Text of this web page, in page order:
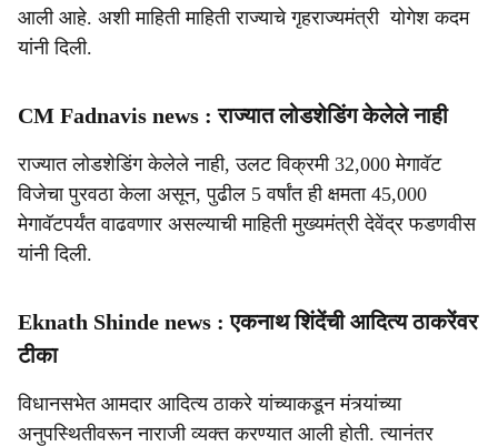
आली आहे. अशी माहिती माहिती राज्याचे गृहराज्यमंत्री योगेश कदम
यांनी दिली.
CM Fadnavis news : राज्यात लोडशेडिंग केलेले नाही
राज्यात लोडशेडिंग केलेले नाही, उलट विक्रमी 32,000 मेगावॅट
विजेचा पुरवठा केला असून, पुढील 5 वर्षांत ही क्षमता 45,000
मेगावॅटपर्यंत वाढवणार असल्याची माहिती मुख्यमंत्री देवेंद्र फडणवीस
यांनी दिली.
Eknath Shinde news : एकनाथ शिंदेंची आदित्य ठाकरेंवर
टीका
विधानसभेत आमदार आदित्य ठाकरे यांच्याकडून मंत्र्यांच्या
अनुपस्थितीवरून नाराजी व्यक्त करण्यात आली होती. त्यानंतर